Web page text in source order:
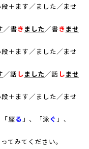
ました／ませ
／書き ました ／書き ませ
ました／ませ
／話 し ました ／話 し ませ
ました／ませ
「座る 」、「泳 ぐ 」、
みてください。